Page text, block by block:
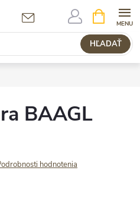
HĽADAŤ
KOŠÍK
BAAGL
hodnotenia